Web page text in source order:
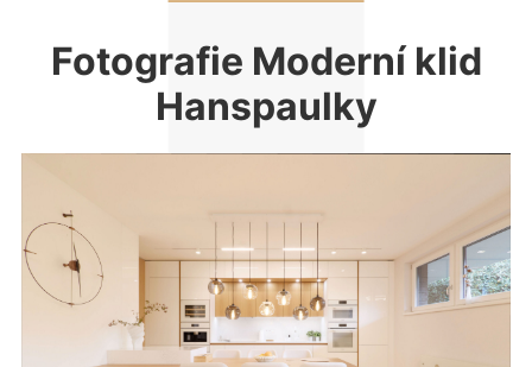
Fotografie Moderní klid
Hanspaulky